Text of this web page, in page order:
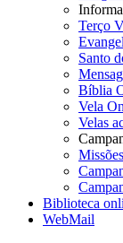
Terço
Santo
Bíblia
Vela
Velas
Missões
Biblioteca
WebMail